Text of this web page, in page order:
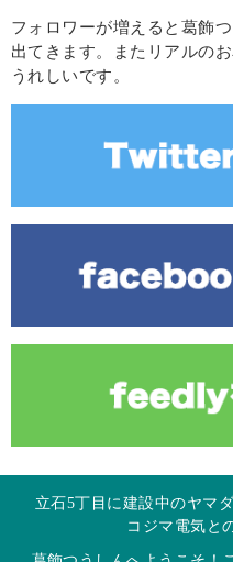
フォロワーが増えると葛飾
出てきます。またリアルの
うれしいです。
立石5丁目に建設中のヤマ
コジマ電気と